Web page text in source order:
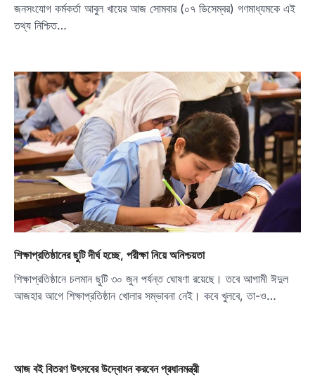
জনসংযোগ কর্মকর্তা আবুল খায়ের আজ সোমবার (০৭ ডিসেম্বর) গণমাধ্যমকে এই
তথ্য নিশ্চিত…
শিক্ষাপ্রতিষ্ঠানের ছুটি দীর্ঘ হচ্ছে, পরীক্ষা নিয়ে অনিশ্চয়তা
শিক্ষাপ্রতিষ্ঠানে চলমান ছুটি ৩০ জুন পর্যন্ত ঘোষণা রয়েছে। তবে আগামী ঈদুল
আজহার আগে শিক্ষাপ্রতিষ্ঠান খোলার সম্ভাবনা নেই। কবে খুলবে, তা-ও…
আজ বই বিতরণ উৎসবের উদ্বোধন করবেন প্রধানমন্ত্রী